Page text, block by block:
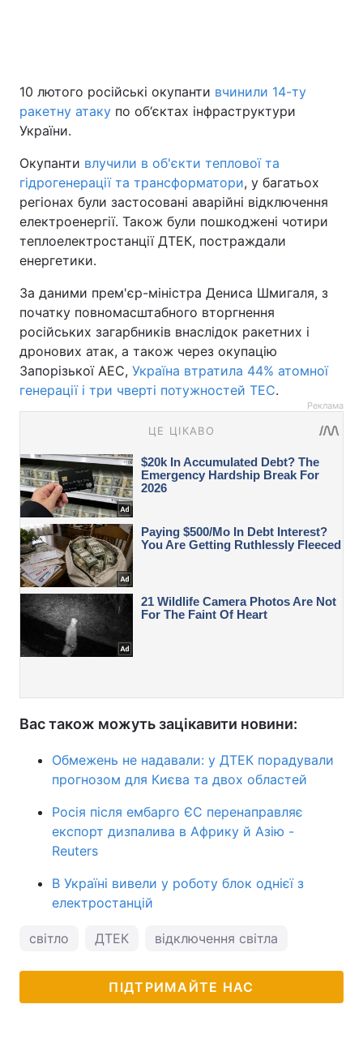
10 лютого російські окупанти вчинили 14-ту
ракетну атаку по об‘єктах інфраструктури
України.
Окупанти влучили в об'єкти теплової та
гідрогенерації та трансформатори, у багатьох
регіонах були застосовані аварійні відключення
електроенергії. Також були пошкоджені чотири
теплоелектростанції ДТЕК, постраждали
енергетики.
За даними прем'єр-міністра Дениса Шмигаля, з
початку повномасштабного вторгнення
російських загарбників внаслідок ракетних і
дронових атак, а також через окупацію
Запорізької АЕС, Україна втратила 44% атомної
генерації і три чверті потужностей ТЕС.
Реклама
Вас також можуть зацікавити новини:
Обмежень не надавали: у ДТЕК порадували
прогнозом для Києва та двох областей
Росія після ембарго ЄС перенаправляє
експорт дизпалива в Африку й Азію -
Reuters
В Україні вивели у роботу блок однієї з
електростанцій
світло ДТЕК відключення світла
ПІДТРИМАЙТЕ НАС